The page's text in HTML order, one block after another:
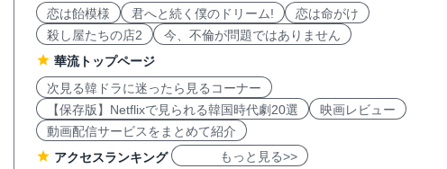
恋は飴模様
君へと続く僕のドリーム!
恋は命がけ
殺し屋たちの店2
今、不倫が問題ではありません
華流トップページ
次見る韓ドラに迷ったら見るコーナー
【保存版】Netflixで見られる韓国時代劇20選
映画レビュー
動画配信サービスをまとめて紹介
アクセスランキング
もっと見る>>